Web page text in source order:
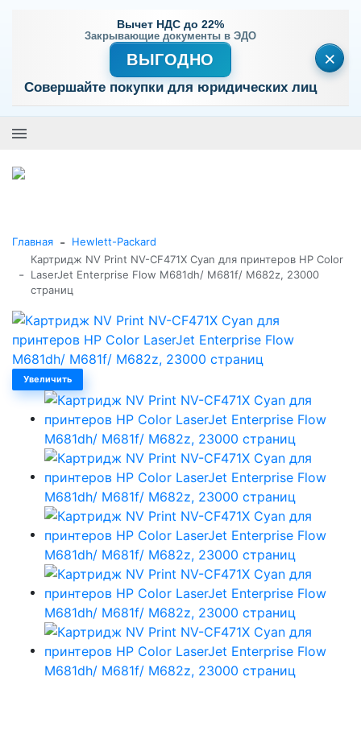
Вычет НДС до 22%
Закрывающие документы в ЭДО
ВЫГОДНО
Совершайте покупки для юридических лиц
×
Главная - Hewlett-Packard
-
Картридж NV Print NV-CF471X Cyan для принтеров HP Color
LaserJet Enterprise Flow M681dh/ M681f/ M682z, 23000
страниц
Увеличить